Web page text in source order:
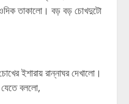
তাকালো। বড় বড় চোখদুটো
ইশারায় রান্নাঘর দেখালো।
যেতে বললো,